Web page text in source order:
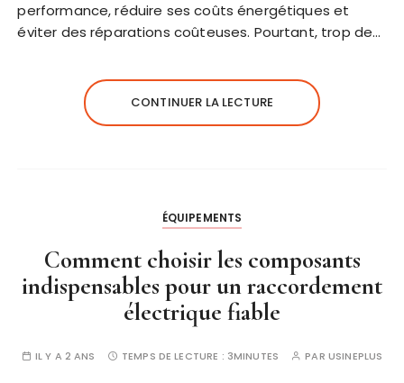
performance, réduire ses coûts énergétiques et
éviter des réparations coûteuses. Pourtant, trop de…
CONTINUER LA LECTURE
ÉQUIPEMENTS
Comment choisir les composants
indispensables pour un raccordement
électrique fiable
IL Y A 2 ANS TEMPS DE LECTURE : 3MINUTES PAR USINEPLUS